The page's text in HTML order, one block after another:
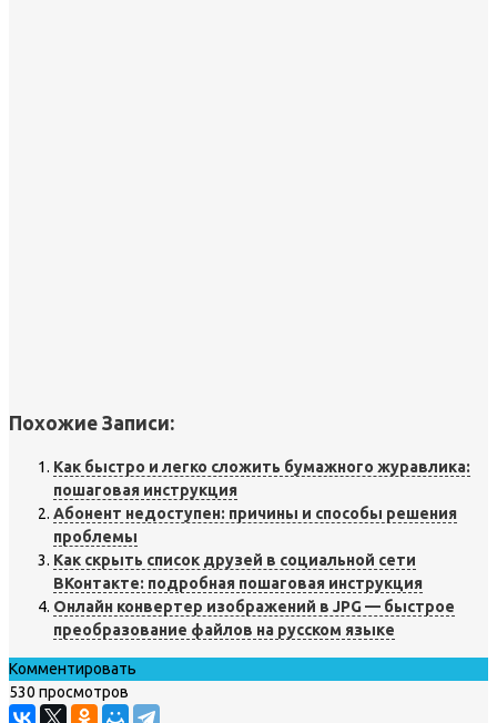
Похожие Записи:
Как быстро и легко сложить бумажного журавлика:
пошаговая инструкция
Абонент недоступен: причины и способы решения
проблемы
Как скрыть список друзей в социальной сети
ВКонтакте: подробная пошаговая инструкция
Онлайн конвертер изображений в JPG — быстрое
преобразование файлов на русском языке
Комментировать
530 просмотров